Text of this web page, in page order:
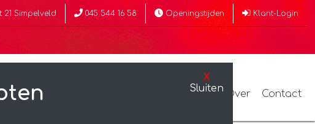
21 Simpelveld 045 544 16 58 Openingstijden Klant- Login
Printen Fotobewerking en reparatie Over Contact
X
Sluiten